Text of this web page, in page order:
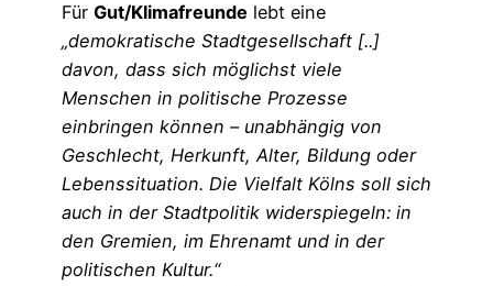
Für Gut/Klimafreunde lebt eine
„demokratische Stadtgesellschaft [..]
davon, dass sich möglichst viele
Menschen in politische Prozesse
einbringen können – unabhängig von
Geschlecht, Herkunft, Alter, Bildung oder
Lebenssituation. Die Vielfalt Kölns soll sich
auch in der Stadtpolitik widerspiegeln: in
den Gremien, im Ehrenamt und in der
politischen Kultur.“